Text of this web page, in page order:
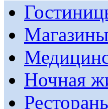
Магазины
Ночная